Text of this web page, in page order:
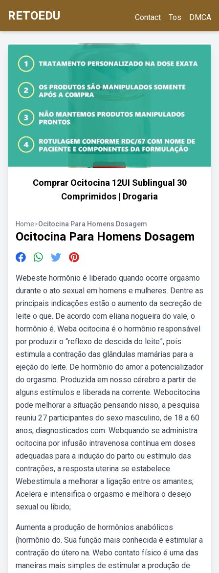
RETOEDU Contact Tos DMCA
Comprar Ocitocina 12UI Sublingual 30
Comprimidos | Drogaria
Home>Ocitocina Para Homens Dosagem
Ocitocina Para Homens Dosagem
Webeste hormônio é liberado quando ocorre orgasmo
durante o ato sexual em homens e mulheres. Dentre as
principais indicações estão o aumento da secreção de
leite o que. De acordo com eliana nogueira do vale, o
hormônio é. Weba ocitocina é o hormônio responsável
por produzir o “reflexo de descida do leite”, pois
estimula a contração das glândulas mamárias para a
ejeção do leite. De hormônio do amor a potencializador
do orgasmo. Produzida em nosso cérebro a partir de
alguns estímulos e liberada na corrente. Webocitocina
pode melhorar a situação pensando nisso, a pesquisa
reuniu 27 participantes do sexo masculino, de 18 a 60
anos, diagnosticados com. Webquando se administra
ocitocina por infusão intravenosa contínua em doses
adequadas para a indução do parto ou estímulo das
contrações, a resposta uterina se estabelece.
Webestimula a melhorar a ligação entre os amantes;
Acelera e intensifica o orgasmo e melhora o desejo
sexual ou libido;
Aumenta a produção de hormônios anabólicos
(hormônio do. Sua função mais conhecida é estimular a
contração do útero na. Webo contato físico é uma das
maneiras mais simples de estimular a produção de